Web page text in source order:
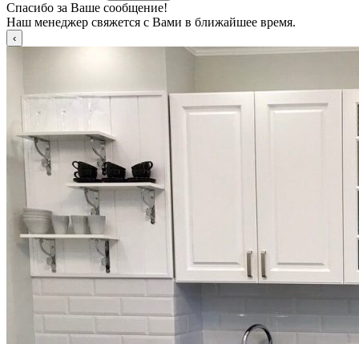
Спасибо за Ваше сообщение!
Наш менеджер свяжется с Вами в ближайшее время.